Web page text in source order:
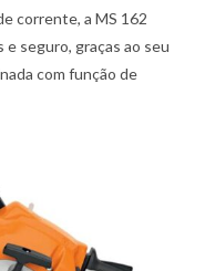
corrente, a MS 162
seguro, graças ao seu
com função de